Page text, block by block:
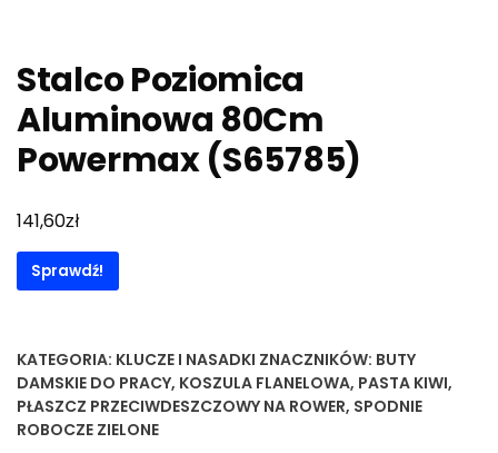
Stalco Poziomica
Aluminowa 80Cm
Powermax (S65785)
141,60zł
Sprawdź!
KATEGORIA: KLUCZE I NASADKI ZNACZNIKÓW: BUTY
DAMSKIE DO PRACY, KOSZULA FLANELOWA, PASTA KIWI,
PŁASZCZ PRZECIWDESZCZOWY NA ROWER, SPODNIE
ROBOCZE ZIELONE